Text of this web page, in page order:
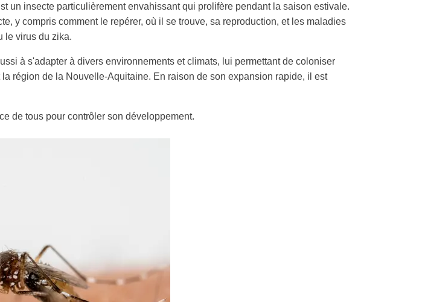
un insecte particulièrement envahissant qui prolifère pendant la saison estivale.
y compris comment le repérer, où il se trouve, sa reproduction, et les maladies
le virus du zika.
à s'adapter à divers environnements et climats, lui permettant de coloniser
région de la Nouvelle-Aquitaine. En raison de son expansion rapide, il est
de tous pour contrôler son développement.